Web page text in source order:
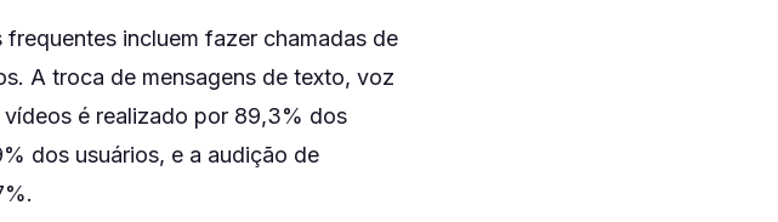
incluem fazer chamadas de
A troca de mensagens de texto, voz
é realizado por 89,3% dos
dos usuários, e a audição de